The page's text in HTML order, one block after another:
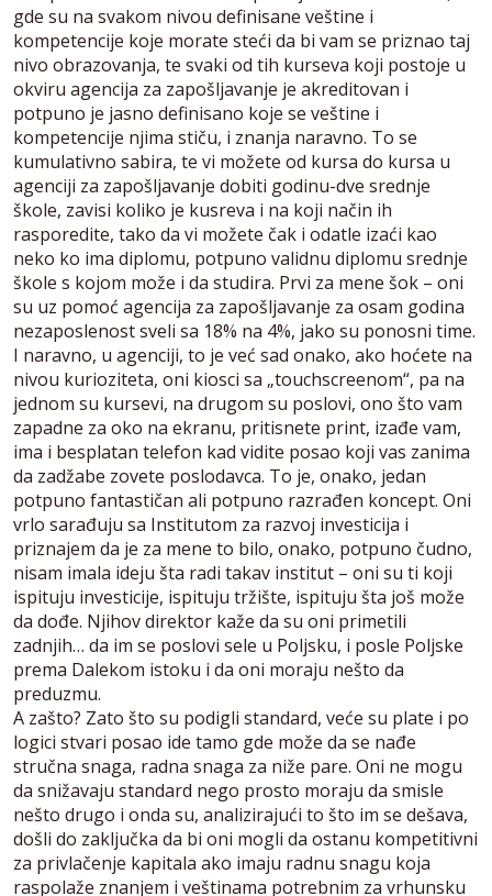
gde su na svakom nivou definisane veštine i
kompetencije koje morate steći da bi vam se priznao taj
nivo obrazovanja, te svaki od tih kurseva koji postoje u
okviru agencija za zapošljavanje je akreditovan i
potpuno je jasno definisano koje se veštine i
kompetencije njima stiču, i znanja naravno. To se
kumulativno sabira, te vi možete od kursa do kursa u
agenciji za zapošljavanje dobiti godinu-dve srednje
škole, zavisi koliko je kusreva i na koji način ih
rasporedite, tako da vi možete čak i odatle izaći kao
neko ko ima diplomu, potpuno validnu diplomu srednje
škole s kojom može i da studira. Prvi za mene šok – oni
su uz pomoć agencija za zapošljavanje za osam godina
nezaposlenost sveli sa 18% na 4%, jako su ponosni time.
I naravno, u agenciji, to je već sad onako, ako hoćete na
nivou kurioziteta, oni kiosci sa „touchscreenom“, pa na
jednom su kursevi, na drugom su poslovi, ono što vam
zapadne za oko na ekranu, pritisnete print, izađe vam,
ima i besplatan telefon kad vidite posao koji vas zanima
da zadžabe zovete poslodavca. To je, onako, jedan
potpuno fantastičan ali potpuno razrađen koncept. Oni
vrlo sarađuju sa Institutom za razvoj investicija i
priznajem da je za mene to bilo, onako, potpuno čudno,
nisam imala ideju šta radi takav institut – oni su ti koji
ispituju investicije, ispituju tržište, ispituju šta još može
da dođe. Njihov direktor kaže da su oni primetili
zadnjih… da im se poslovi sele u Poljsku, i posle Poljske
prema Dalekom istoku i da oni moraju nešto da
preduzmu.
A zašto? Zato što su podigli standard, veće su plate i po
logici stvari posao ide tamo gde može da se nađe
stručna snaga, radna snaga za niže pare. Oni ne mogu
da snižavaju standard nego prosto moraju da smisle
nešto drugo i onda su, analizirajući to što im se dešava,
došli do zaključka da bi oni mogli da ostanu kompetitivni
za privlačenje kapitala ako imaju radnu snagu koja
raspolaže znanjem i veštinama potrebnim za vrhunsku